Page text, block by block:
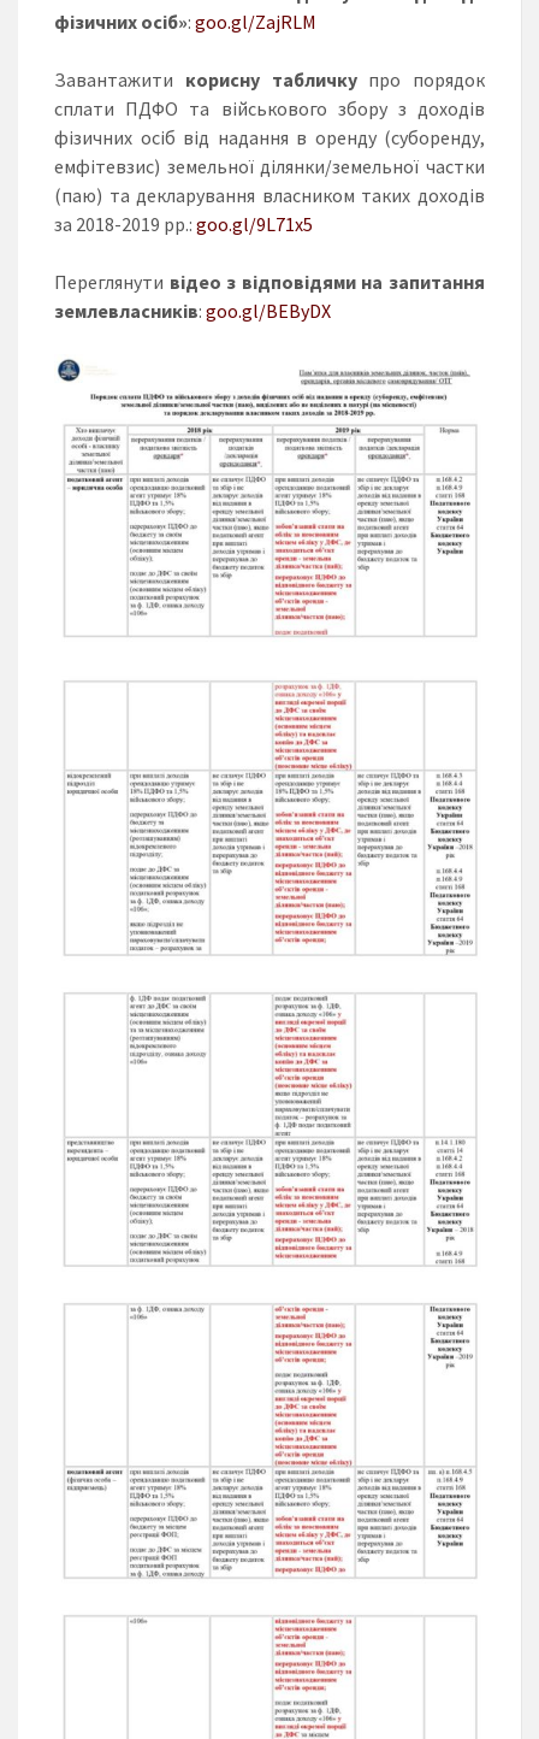
фізичних осіб»: goo.gl/ZajRLM
Завантажити корисну табличкупро порядок
сплати ПДФО та військового збору з доходів
фізичних осіб від надання в оренду (суборенду,
емфітевзис) земельної ділянки/земельної частки
(паю) та декларування власником таких доходів
за 2018-2019 рр.: goo.gl/9L71x5
Переглянути відео з відповідями на запитання
землевласників: goo.gl/BEByDX